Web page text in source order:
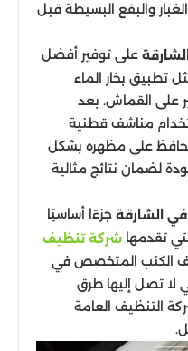
والبقع البسيطة قبل
على توفير أفضل
تطبيق بخار الماء
على القماش. بعد
مناشف قطنية
يحافظ على مظهره بشكل
لضمان نتائج مثالية
الشارقة جزءًا أساسيًا
تقدمها شركة تنظيف
الكنب المتخصص في
لا تصل إليها طرق
التنظيف العامة